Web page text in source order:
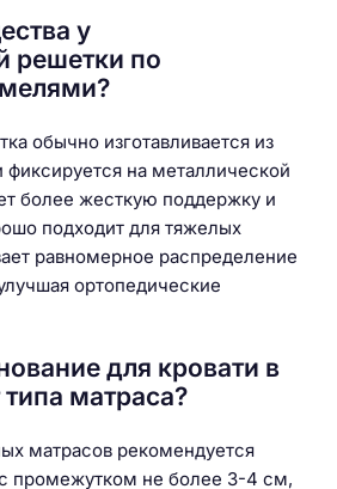
у
решетки по
обычно изготавливается из
на металлической
более жесткую поддержку и
подходит для тяжелых
равномерное распределение
ортопедические
для кровати в
матраса?
матрасов рекомендуется
промежутком не более 3-4 см,